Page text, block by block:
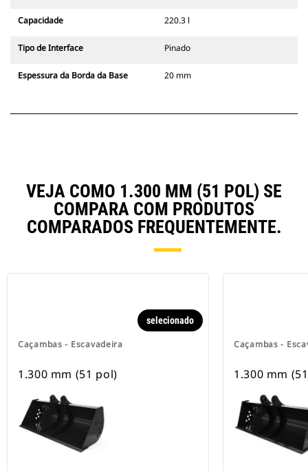
Capacidade 220.3 l
Tipo de Interface Pinado
Espessura da Borda da Base 20 mm
VEJA COMO 1.300 MM (51 POL) SE
COMPARA COM PRODUTOS
COMPARADOS FREQUENTEMENTE.
Caçambas - Escavadeira
selecionado
1.300 mm (51 pol)
Caçambas -
1.300 mm